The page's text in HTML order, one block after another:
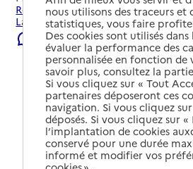
Rechercher les établissements et
Laissac-Sévérac l'Église.
Signaler une erreur
nous utilisons des traceurs et
statistiques, vous faire
Des cookies sont utilisés
évaluer la performance des
personnalisée en fonction
savoir plus, consultez la
Si vous cliquez sur « Tout
partenaires déposeront ces
navigation. Si vous cliquez
déposés. Si vous cliquez sur
l’implantation de cookies
conservé pour une durée
informé et modifier vos